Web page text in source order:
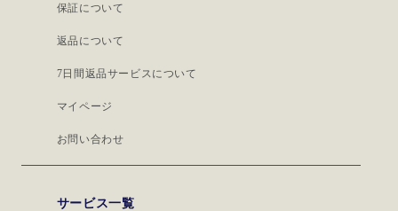
保証について
返品について
7日間返品サービスについて
マイページ
お問い合わせ
サービス一覧